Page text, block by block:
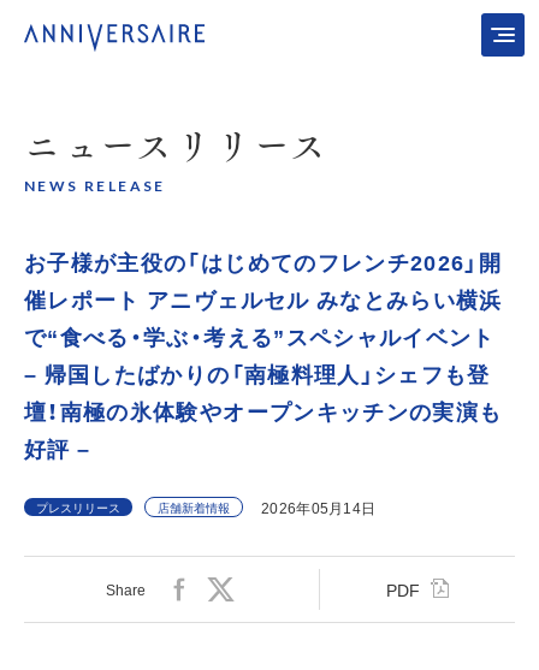
ニュース リリース
NEWS RELEASE
お子様が主役の「はじめてのフレンチ2026」開
催レポート アニヴェルセル みなとみらい横浜
で“食べる・学ぶ・考える”スペシャルイベント
– 帰国したばかりの「南極料理人」シェフも登
壇！南極の氷体験やオープンキッチンの実演も
好評 –
プレスリリース 店舗新着情報 2026年05月14日
Share PDF